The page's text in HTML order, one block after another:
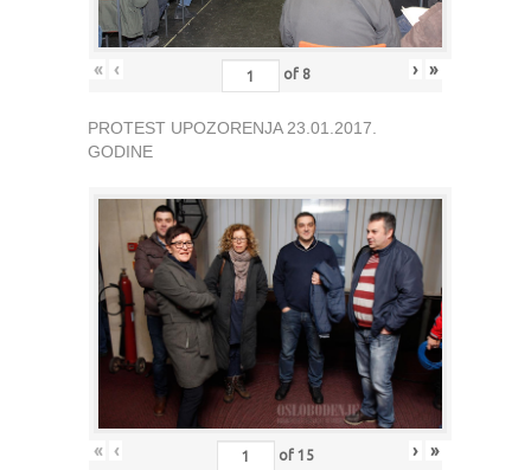
« ‹ of 8 › »
PROTEST UPOZORENJA 23.01.2017.
GODINE
« ‹ of 15 › »